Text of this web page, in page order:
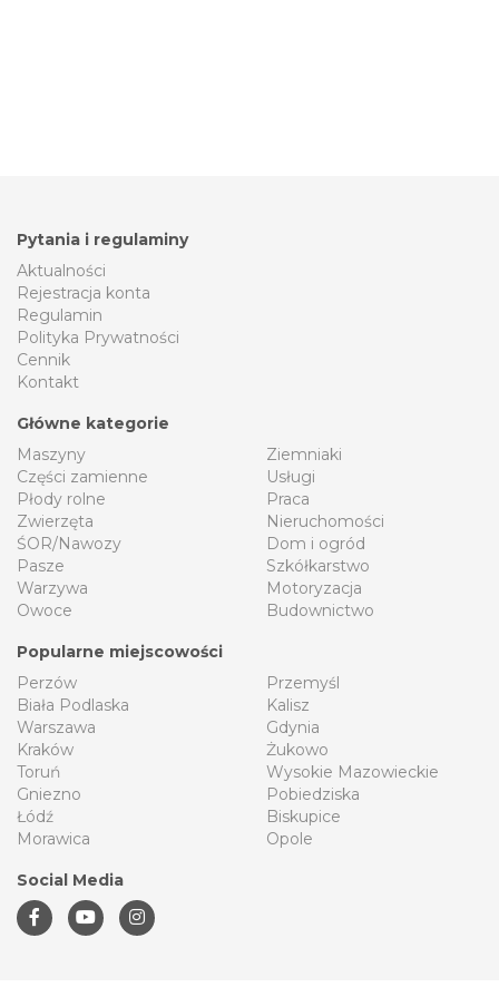
Pytania i regulaminy
Aktualności
Rejestracja konta
Regulamin
Polityka Prywatności
Cennik
Kontakt
Główne kategorie
Maszyny
Części zamienne
Płody rolne
Zwierzęta
ŚOR/Nawozy
Pasze
Warzywa
Owoce
Ziemniaki
Usługi
Praca
Nieruchomości
Dom i ogród
Szkółkarstwo
Motoryzacja
Budownictwo
Popularne miejscowości
Perzów
Biała Podlaska
Warszawa
Kraków
Toruń
Gniezno
Łódź
Morawica
Przemyśl
Kalisz
Gdynia
Żukowo
Wysokie Mazowieckie
Pobiedziska
Biskupice
Opole
Social Media